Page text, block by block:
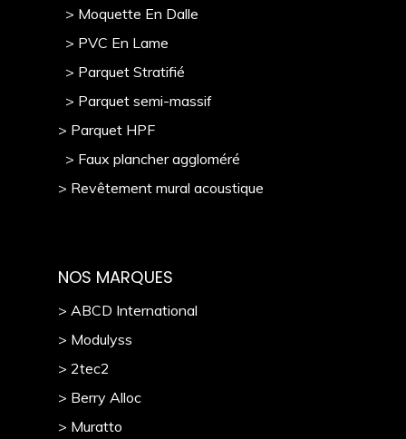
> Moquette En Dalle
> PVC En Lame
> Parquet Stratifié
> Parquet semi-massif
> Parquet HPF
> Faux plancher aggloméré
> Revêtement mural acoustique
NOS MARQUES
> ABCD International
> Modulyss
> 2tec2
> Berry Alloc
> Muratto